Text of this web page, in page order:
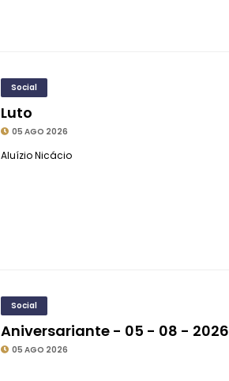
Social
Luto
05 AGO 2026
Aluízio Nicácio
Social
Aniversariante - 05 - 08 - 2026
05 AGO 2026